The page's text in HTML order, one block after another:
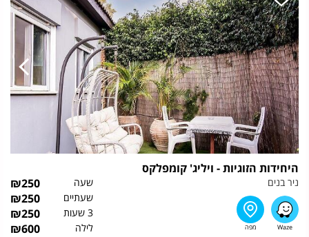
היחידות הזוגיות - ויליג' קומפלקס
ניר בנים שעה ₪250
שעתיים ₪250
3 שעות ₪250
לילה ₪600